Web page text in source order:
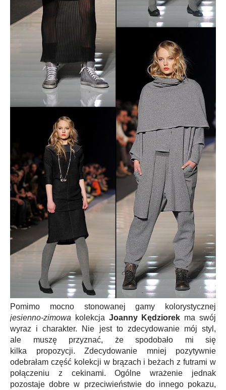
Pomimo mocno stonowanej gamy kolorystycznej
jesienno-zimowa
kolekcja Joanny Kędziorek ma swój
wyraz i charakter. Nie jest to zdecydowanie mój styl,
ale muszę przyznać, że spodobało mi się
kilka propozycji. Zdecydowanie mniej pozytywnie
odebrałam część kolekcji w brązach i beżach z futrami w
połączeniu z cekinami. Ogólne wrażenie jednak
pozostaje dobre w przeciwieństwie do innego pokazu,